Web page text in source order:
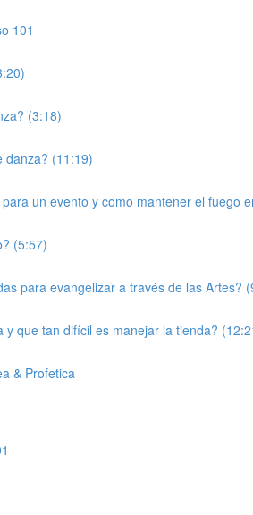
101
(3:18)
danza? (11:19)
un evento y como mantener el fuego
(5:57)
para evangelizar a través de las Artes?
que tan difícil es manejar la tienda?
& Profetica